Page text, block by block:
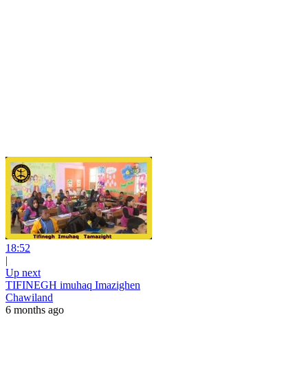
18:52
|
Up next
TIFINEGH imuhaq Imazighen
Chawiland
6 months ago